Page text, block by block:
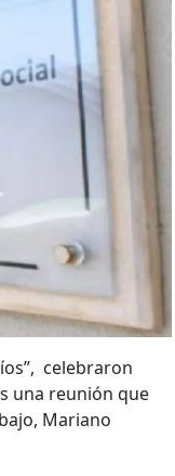
celebraron
una reunión que
Mariano